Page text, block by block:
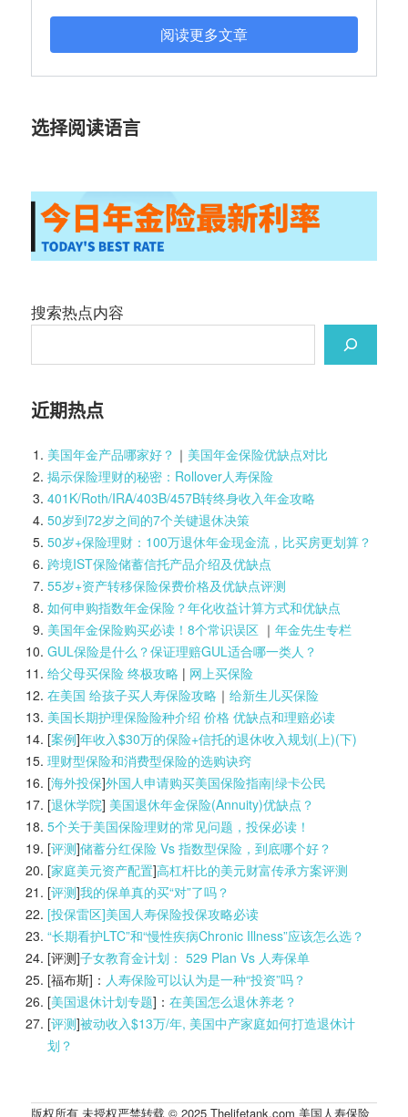
阅读更多文章
选择阅读语言
搜索热点内容
近期热点
美国年金产品哪家好？ ｜ 美国年金保险优缺点对比
揭示保险理财的秘密：Rollover人寿保险
401K/Roth/IRA/403B/457B转终身收入年金攻略
50岁到72岁之间的7个关键退休决策
50岁+保险理财：100万退休年金现金流，比买房更划算？
跨境IST保险储蓄信托产品介绍及优缺点
55岁+资产转移保险保费价格及优缺点评测
如何申购指数年金保险？年化收益计算方式和优缺点
美国年金保险购买必读！8个常识误区｜ 年金先生专栏
GUL保险是什么？保证理赔GUL适合哪一类人？
给父母买保险 终极攻略| 网上买保险
在美国 给孩子买人寿保险攻略｜ 给新生儿买保险
美国长期护理保险险种介绍 价格 优缺点和理赔必读
[案例]年收入$30万的保险+信托的退休收入规划(上)(下)
理财型保险和消费型保险的选购诀窍
[海外投保]外国人申请购买美国保险指南|绿卡公民
[退休学院] 美国退休年金保险(Annuity)优缺点？
5个关于美国保险理财的常见问题，投保必读！
[评测]储蓄分红保险 Vs 指数型保险，到底哪个好？
[家庭美元资产配置]高杠杆比的美元财富传承方案评测
[评测]我的保单真的买“对”了吗？
[投保雷区]美国人寿保险投保攻略必读
“长期看护LTC”和“慢性疾病Chronic Illness”应该怎么选？
[评测]子女教育金计划： 529 Plan Vs 人寿保单
[福布斯]： 人寿保险可以认为是一种“投资”吗？
[美国退休计划专题]： 在美国怎么退休养老？
[评测]被动收入$13万/年, 美国中产家庭如何打造退休计
划？
版权所有 未授权严禁转载 © 2025 Thelifetank.com 美国人寿保险